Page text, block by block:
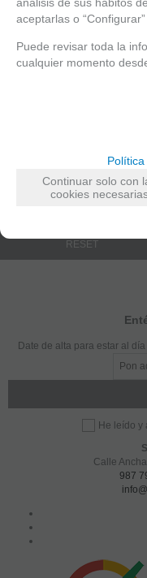
21.00%IVA
incluido
DE PRECIO
Date de alta para estar al
He leído y
Calle
987
aceptarlas o
Puede revisar toda la
cualquier momento
Continuar solo con
cookies